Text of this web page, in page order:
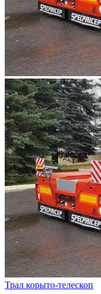
Трал корыто-телескоп